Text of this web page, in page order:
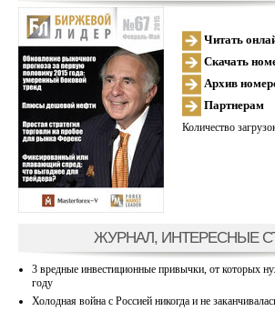
Читать
Скачать
Архив
Партнерам
Количество
ЖУРНАЛ, ИНТЕРЕСНЫЕ
3 вредные инвестиционные привычки, от которых
году
Холодная война с Россией никогда и не